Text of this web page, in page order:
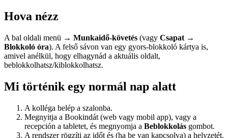
Hova nézz
A bal oldali menü → Munkaidő-követés (vagy Csapat →
Blokkoló óra). A felső sávon van egy gyors-blokkoló kártya is,
amivel anélkül, hogy elhagynád a aktuális oldalt,
beblokkolhatsz/kiblokkolhatsz.
Mi történik egy normál nap alatt
A kolléga belép a szalonba.
Megnyitja a Bookindát (web vagy mobil app), vagy a
recepción a tabletet, és megnyomja a Beblokkolás gombot.
A rendszer rögzíti az időt és (ha be van kapcsolva) a helyzetét.